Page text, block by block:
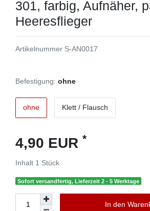
301, farbig, Aufnäher,
Heeresflieger
Artikelnummer S-AN0017
Befestigung: ohne
ohne Klett / Flausch
4,90 EUR *
Inhalt 1 Stück
Sofort versandfertig, Lieferzeit 2 - 5 Werktage
In den